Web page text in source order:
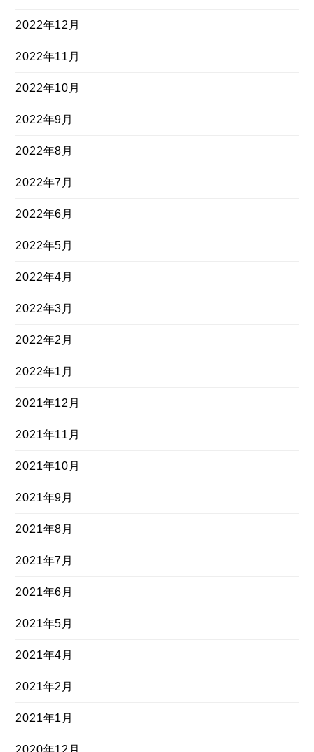
2022年12月
2022年11月
2022年10月
2022年9月
2022年8月
2022年7月
2022年6月
2022年5月
2022年4月
2022年3月
2022年2月
2022年1月
2021年12月
2021年11月
2021年10月
2021年9月
2021年8月
2021年7月
2021年6月
2021年5月
2021年4月
2021年2月
2021年1月
2020年12月